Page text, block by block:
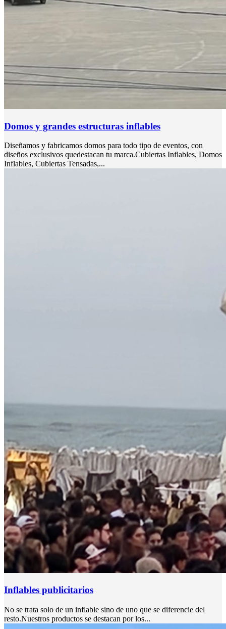
Domos y grandes estructuras inflables
Diseñamos y fabricamos domos para todo tipo de eventos, con
diseños exclusivos quedestacan tu marca.Cubiertas Inflables, Domos
Inflables, Cubiertas Tensadas,...
Inflables publicitarios
No se trata solo de un inflable sino de uno que se diferencie del
resto.Nuestros productos se destacan por los...